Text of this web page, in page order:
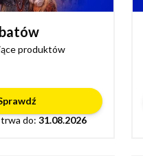
produktów
do: 31.08.2026